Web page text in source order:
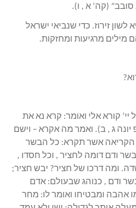
(קה’ א , ו).
זירוז. כדי שנביאי ישראל
מילים מרגיעות ומחזקות.
יי’ קורא אלי ואומר: קרא נא את
ג , ב). ואמר מה אקרא – וישם
הקריאה אשר תקרא: כל הבשר
ודם דומה לחציר , וכל חסדו ,
ומה דרכו של חציר? יבש חציר;
ודם , כנוהג שבעולם: אדם
אהבה ומבטיחו ואומר לו: מחר